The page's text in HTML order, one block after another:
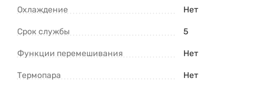
Охлаждение Нет
Срок службы 5
Функции перемешивания Нет
Термопара Нет